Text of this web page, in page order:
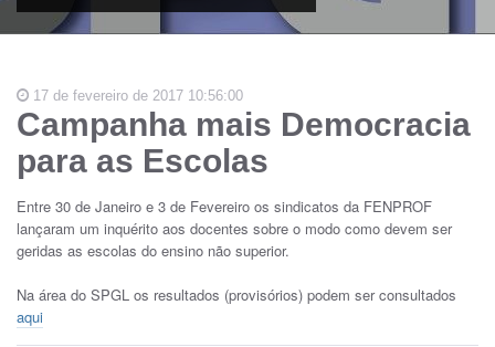
o
a
a
17 de fevereiro de 2017 10:56:00
Campanha mais Democracia
para as Escolas
Entre 30 de Janeiro e 3 de Fevereiro os sindicatos da FENPROF
lançaram um inquérito aos docentes sobre o modo como devem ser
geridas as escolas do ensino não superior.
Na área do SPGL os resultados (provisórios) podem ser consultados
aqui